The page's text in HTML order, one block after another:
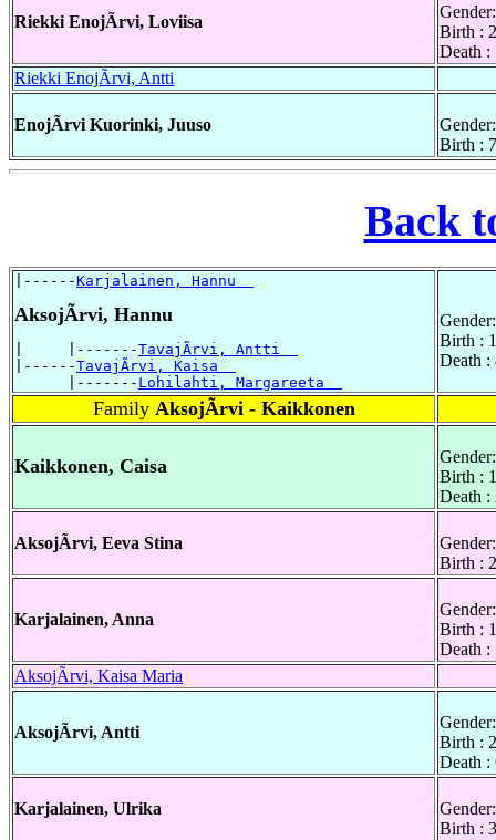
Riekki EnojÃrvi, Loviisa
Birth :
Death :
Riekki EnojÃrvi, Antti
EnojÃrvi Kuorinki, Juuso
Birth :
Back
|------Karjalainen, Hannu
AksojÃrvi, Hannu
|     |-------TavajÃrvi, Antti
|------TavajÃrvi, Kaisa
      |-------
Lohilahti, Margareeta
Birth :
Death :
Family AksojÃrvi - Kaikkonen
Kaikkonen, Caisa
Birth :
Death :
AksojÃrvi, Eeva Stina
Birth :
Karjalainen, Anna
Birth :
Death :
AksojÃrvi, Kaisa Maria
AksojÃrvi, Antti
Birth :
Death :
Karjalainen, Ulrika
Birth :